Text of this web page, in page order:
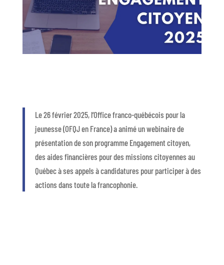
Le 26 février 2025, l’Office franco-québécois pour la
jeunesse (OFQJ en France) a animé un webinaire de
présentation de son programme Engagement citoyen,
des aides financières pour des missions citoyennes au
Québec à ses appels à candidatures pour participer à des
actions dans toute la francophonie.